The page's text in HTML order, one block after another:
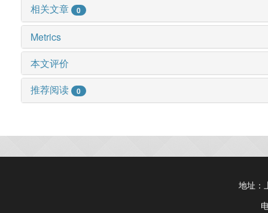
相关文章 0
Metrics
本文评价
推荐阅读
0
地址：